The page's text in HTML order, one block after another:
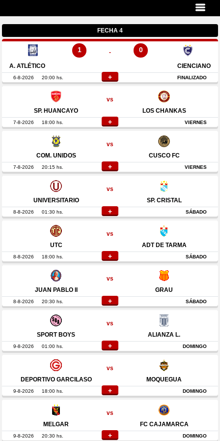
FECHA 4
A. ATLÉTICO
1 - 0
CIENCIANO
+
6-8-2026 20:00 hs. FINALIZADO
SP. HUANCAYO
vs
LOS CHANKAS
+
7-8-2026 18:00 hs. VIERNES
COM. UNIDOS
vs
CUSCO FC
+
7-8-2026 20:15 hs. VIERNES
UNIVERSITARIO
vs
SP. CRISTAL
+
8-8-2026 01:30 hs. SÁBADO
UTC
vs
ADT DE TARMA
+
8-8-2026 18:00 hs. SÁBADO
JUAN PABLO II
vs
GRAU
+
8-8-2026 20:30 hs. SÁBADO
SPORT BOYS
vs
ALIANZA L.
+
9-8-2026 01:00 hs. DOMINGO
DEPORTIVO GARCILASO
vs
MOQUEGUA
+
9-8-2026 18:00 hs. DOMINGO
MELGAR
vs
FC CAJAMARCA
+
9-8-2026 20:30 hs. DOMINGO